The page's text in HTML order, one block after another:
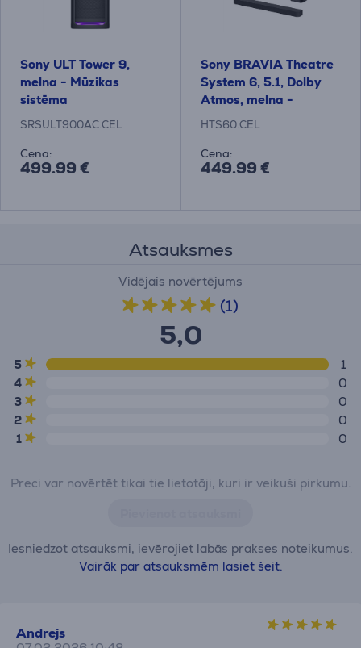
Sony ULT Tower 9,
melna - Mūzikas
sistēma
SRSULT900AC.CEL
Cena:
499.99 €
Sony BRAVIA Theatre
System 6, 5.1, Dolby
Atmos, melna -
Soundbar mājas
HTS60.CEL
Cena:
449.99 €
Atsauksmes
Vidējais novērtējums
(1)
5,0
5
1
4
0
3
0
2
0
1
0
Preci var novērtēt tikai tie lietotāji, kuri ir veikuši pirkumu.
Iesniedzot atsauksmi, ievērojiet labās prakses noteikumus.
Vairāk par atsauksmēm lasiet šeit.
Andrejs